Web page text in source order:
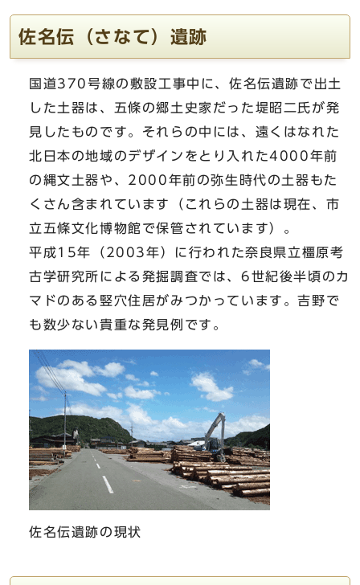
佐名伝（さなて）遺跡
国道370号線の敷設工事中に、佐名伝遺跡で出土
した土器は、五條の郷土史家だった堤昭二氏が発
見したものです。それらの中には、遠くはなれた
北日本の地域のデザインをとり入れた4000年前
の縄文土器や、2000年前の弥生時代の土器もた
くさん含まれています（これらの土器は現在、市
立五條文化博物館で保管されています）。
平成15年（2003年）に行われた奈良県立橿原考
古学研究所による発掘調査では、6世紀後半頃のカ
マドのある竪穴住居がみつかっています。吉野で
も数少ない貴重な発見例です。
佐名伝遺跡の現状